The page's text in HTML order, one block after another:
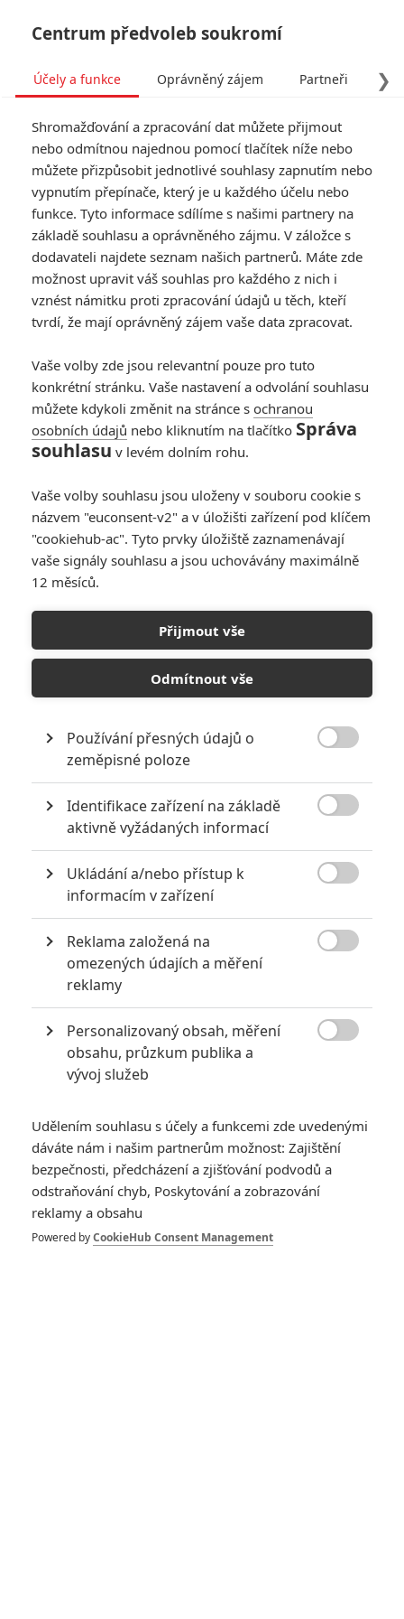
Tag: Nigel Phelps
ČLÁNKY FILMY(0) OSOBY(0) VIDEA (0)
Piráti z Karibiku:
Chystá se šestka.
Vrátí se Depp?
RECENZE FILMŮ
10
Schnirch nebarví hnus českých dějin
narůžovo
5
Recenze: Záhada strašidelného
zámku úroveň štědrovečerních
8 Recenze: Občanská válka
6
Recenze: Godzilla x Kong: Nové
impérium
8 Recenze: Opičí muž
POSLEDNÍ KOMENTOVANÉ
3ČLÁNEK | 01.08.2026 16:40
Marvel nečekaně zrušil již schválené pokračování
1 ČLÁNEK | 30.07.2026 20:14
Děti krve a kostí: Regulérní trailer představuje akční fantasy
dobrodružství s vůní Afriky
1ČLÁNEK | 30.07.2026 12:31
Spider-Man: Zbrusu nový den – Podle recenzí máme čekat
překvapivě emotivní a osobní film
Centrum předvoleb soukromí
❯
Účely a funkce Oprávněný zájem Partneři
Shromažďování a zpracování dat můžete přijmout
nebo odmítnou najednou pomocí tlačítek níže nebo
můžete přizpůsobit jednotlivé souhlasy zapnutím nebo
vypnutím přepínače, který je u každého účelu nebo
funkce. Tyto informace sdílíme s našimi partnery na
základě souhlasu a oprávněného zájmu. V záložce s
dodavateli najdete seznam našich partnerů. Máte zde
možnost upravit váš souhlas pro každého z nich i
vznést námitku proti zpracování údajů u těch, kteří
tvrdí, že mají oprávněný zájem vaše data zpracovat.
Vaše volby zde jsou relevantní pouze pro tuto
konkrétní stránku. Vaše nastavení a odvolání souhlasu
můžete kdykoli změnit na stránce s ochranou
osobních údajů nebo kliknutím na tlačítko Správa
souhlasu v levém dolním rohu.
Vaše volby souhlasu jsou uloženy v souboru cookie s
názvem "euconsent-v2" a v úložišti zařízení pod klíčem
"cookiehub-ac". Tyto prvky úložiště zaznamenávají
vaše signály souhlasu a jsou uchovávány maximálně
12 měsíců.
Přijmout vše
Odmítnout vše
Používání přesných údajů o
zeměpisné poloze
Identifikace zařízení na základě
aktivně vyžádaných informací
Ukládání a/nebo přístup k
informacím v zařízení
Reklama založená na
omezených údajích a měření
reklamy
Personalizovaný obsah, měření
obsahu, průzkum publika a
vývoj služeb
Udělením souhlasu s účely a funkcemi zde uvedenými
dáváte nám i našim partnerům možnost: Zajištění
bezpečnosti, předcházení a zjišťování podvodů a
odstraňování chyb, Poskytování a zobrazování
reklamy a obsahu
Powered byCookieHub Consent Management